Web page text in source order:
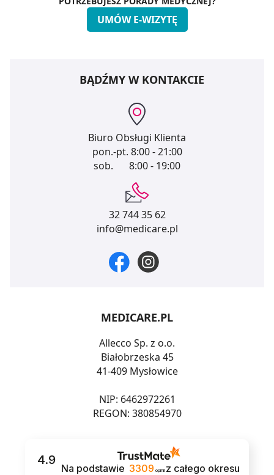
UMÓW E-WIZYTĘ
BĄDŹMY W KONTAKCIE
Biuro Obsługi Klienta
pon.-pt. 8:00 - 21:00
sob.
8:00 - 19:00
32 744 35 62
info@medicare.pl
MEDICARE.PL
Allecco Sp. z o.o.
Białobrzeska 45
41-409 Mysłowice
NIP: 6462972261
REGON: 380854970
4.9
Na podstawie 3309 opinii z całego okresu